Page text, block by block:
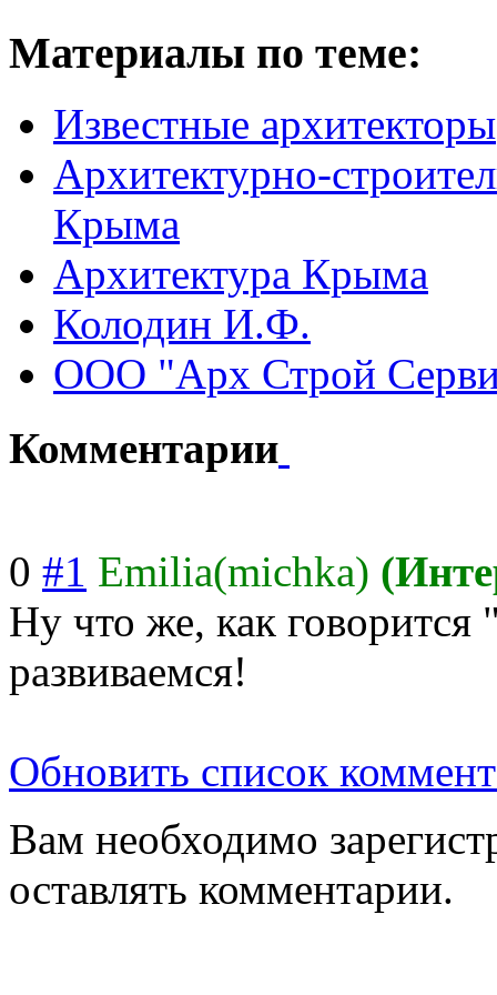
Материалы по теме:
Известные архитекторы
Архитектурно-
Крыма
Архитектура Крыма
Колодин И.Ф.
ООО "Арх Строй
Комментарии
0 #1 Emilia(michka)
Ну что же, как
развиваемся!
Обновить список
Вам необходимо
оставлять комментарии.